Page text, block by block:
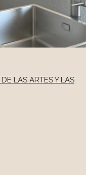
LAS ARTES Y LAS